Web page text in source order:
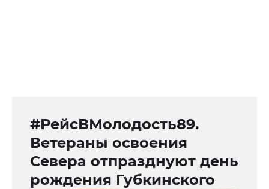
#РейсВМолодость89.
Ветераны освоения
Севера отпразднуют день
рождения Губкинского